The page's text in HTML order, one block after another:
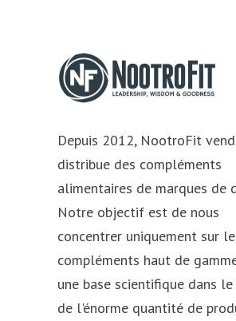
Depuis 2012, NootroFit
distribue des compléments
alimentaires de marques de
Notre objectif est de nous
concentrer uniquement sur
compléments haut de
une base scientifique dans
de l'énorme quantité de